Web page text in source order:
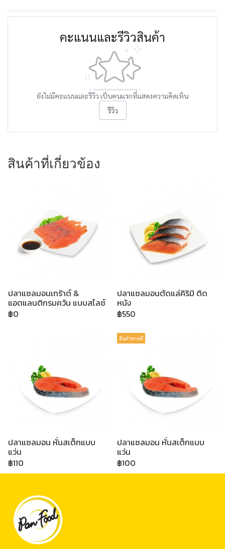
คะแนนและรีวิวสินค้า
ยังไม่มีคะแนนและรีวิว เป็นคนแรกที่แสดงความคิดเห็น
รีวิว
สินค้าที่เกี่ยวข้อง
ปลาแซลมอนเทร้าต์ &
แอตแลนติกรมควัน แบบสไลซ์
฿0
ปลาแซลมอนตัดแล่คิริมิ ติด
หนัง
฿550
ปลาแซลมอน หั่นสเต็กแบบ
แว่น
฿110
สินค้าขายดี
ปลาแซลมอน หั่นสเต็กแบบ
แว่น
฿100